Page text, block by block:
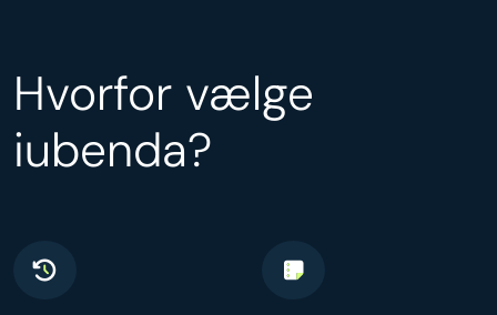
Hvorfor vælge
iubenda?